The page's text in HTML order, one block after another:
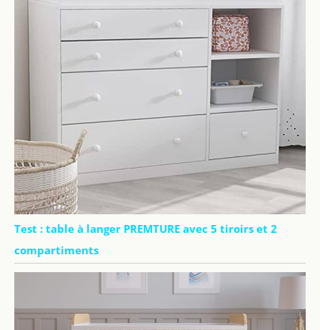
Test : table à langer PREMTURE avec 5 tiroirs et 2
compartiments